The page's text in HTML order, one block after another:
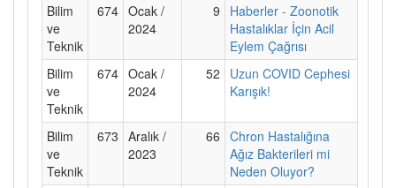
Bilim
ve
Teknik
674 Ocak /
2024
9
Haberler - Zoonotik
Hastalıklar İçin Acil
Eylem Çağrısı
Bilim
ve
Teknik
674 Ocak /
2024
52
Uzun COVID Cephesi
Karışık!
Bilim
ve
Teknik
673 Aralık /
2023
66 Chron Hastalığına
Ağız Bakterileri mi
Neden Oluyor?